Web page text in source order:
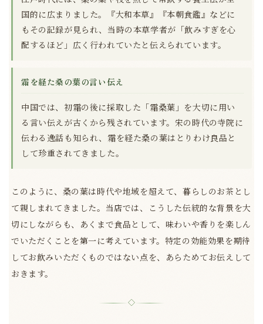
国的に広まりました。『大和本草』『本朝食鑑』などに
もその記録が見られ、当時の本草学者が「飲みすぎを心
配するほど」広く行われていたと伝えられています。
霜を経た桑の葉の言い伝え
中国では、初霜の後に採取した「霜桑葉」を大切に用い
る言い伝えが古くから残されています。宋の時代の寺院に
伝わる逸話も知られ、霜を経た桑の葉はとりわけ良品と
して珍重されてきました。
このように、桑の葉は時代や地域を超えて、暮らしのお茶とし
て親しまれてきました。当店では、こうした伝統的な背景を大
切にしながらも、あくまで食品として、味わいや香りを楽しん
でいただくことを第一に考えています。特定の効能効果を期待
してお飲みいただくものではない点を、あらためてお伝えして
おきます。
◇